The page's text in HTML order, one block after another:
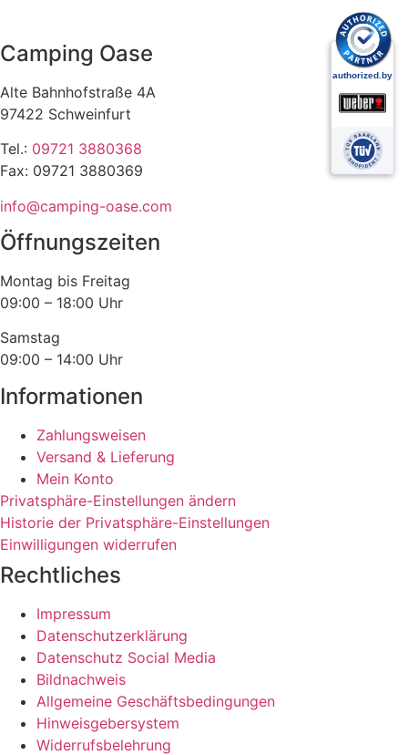
Die
Optionen
können
auf
Produktseite
gewählt
werden
Camping Oase
Alte Bahnhofstraße 4A
97422 Schweinfurt
Tel.: 09721 3880368
Fax: 09721 3880369
info@camping-oase.com
Öffnungszeiten
Montag bis Freitag
09:00 – 18:00 Uhr
Samstag
09:00 – 14:00 Uhr
Informationen
Zahlungsweisen
Versand & Lieferung
Mein Konto
Privatsphäre-Einstellungen ändern
Historie der Privatsphäre-Einstellungen
Einwilligungen widerrufen
Rechtliches
Impressum
Datenschutzerklärung
Datenschutz Social Media
Bildnachweis
Allgemeine Geschäftsbedingungen
Hinweisgebersystem
Widerrufsbelehrung